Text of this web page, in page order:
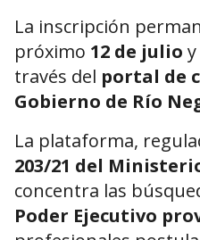
La inscripción
próximo 12 de julio
través del portal de
Gobierno de Río
La plataforma,
203/21 del
concentra las
Poder Ejecutivo